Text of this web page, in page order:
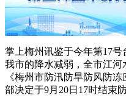
掌上梅州讯鉴于今年第17
我市的降水减弱，全市江
《梅州市防汛防旱防风防
部决定于9月20日17时结束